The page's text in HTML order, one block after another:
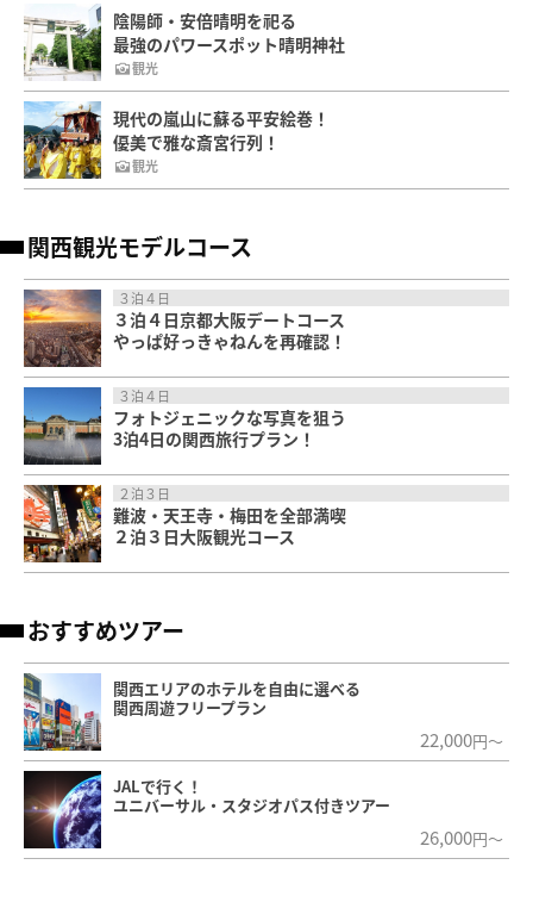
陰陽師・安倍晴明を祀る
最強のパワースポット晴明神社
観光
現代の嵐山に蘇る平安絵巻！
優美で雅な斎宮行列！
観光
関西観光モデルコース
３泊４日
３泊４日京都大阪デートコース
やっぱ好っきゃねんを再確認！
３泊４日
フォトジェニックな写真を狙う
3泊4日の関西旅行プラン！
２泊３日
難波・天王寺・梅田を全部満喫
２泊３日大阪観光コース
おすすめツアー
関西エリアのホテルを自由に選べる
関西周遊フリープラン
22,000円～
JALで行く！
ユニバーサル・スタジオパス付きツアー
26,000円～